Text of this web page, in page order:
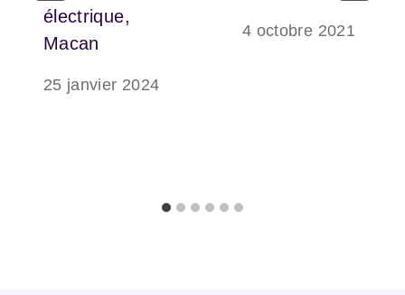
électrique,
Macan
25 janvier 2024
4 octobre 2021